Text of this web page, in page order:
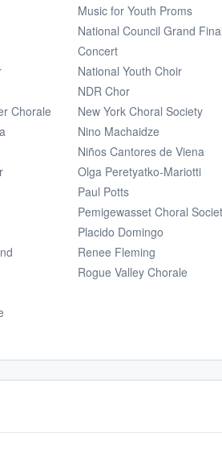
Chorale
Music for Youth Proms
National Council Grand
Concert
National Youth Choir
NDR Chor
New York Choral Society
Nino Machaidze
Niños Cantores de Viena
Olga Peretyatko-Mariotti
Paul Potts
Pemigewasset Choral
Placido Domingo
Renee Fleming
Rogue Valley Chorale